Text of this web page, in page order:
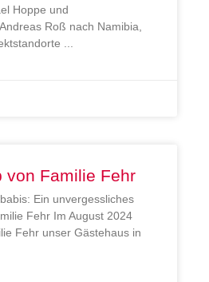
Hoppe und
Roß nach Namibia,
von Familie Fehr
Ein unvergessliches
Fehr Im August 2024
Fehr unser Gästehaus in